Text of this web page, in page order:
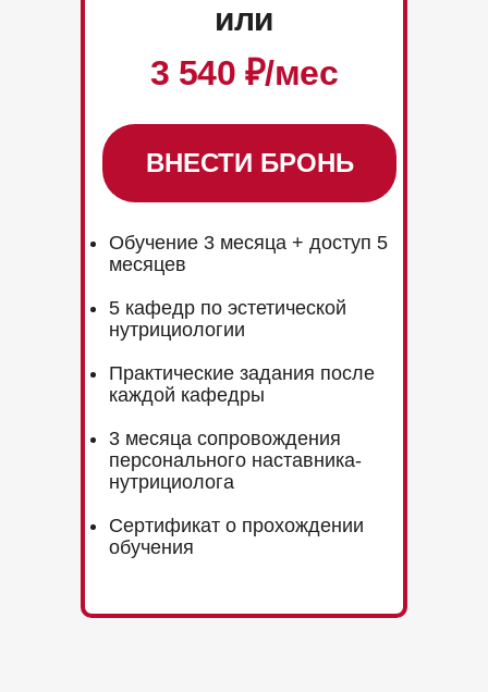
или
3 540 ₽/мес
ВНЕСТИ БРОНЬ
Обучение 3 месяца + доступ 5
месяцев
5 кафедр по эстетической
нутрициологии
Практические задания после
каждой кафедры
3 месяца сопровождения
персонального наставника-
нутрициолога
Сертификат о прохождении
обучения